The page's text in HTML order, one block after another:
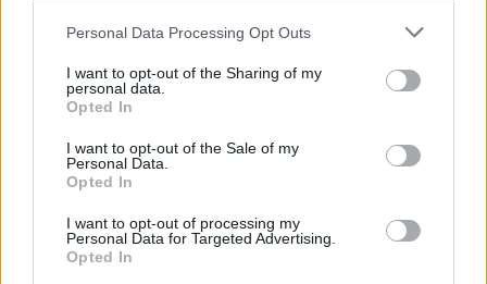
Personal Data Processing Opt Outs
I want to opt-out of the Sharing of my
personal data.
Opted In
I want to opt-out of the Sale of my
Personal Data.
Opted In
I want to opt-out of processing my
Personal Data for Targeted Advertising.
Opted In
ΔΕΙΤΕ ΕΠΙΣΗΣ
ΣΤΗΝ ΙΔΙΑ ΚΑΤΗΓΟΡΙΑ